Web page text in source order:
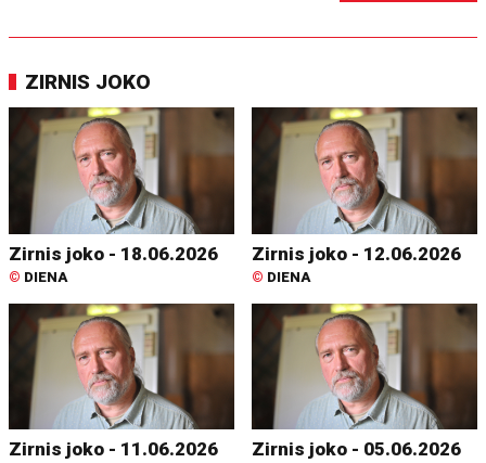
ZIRNIS JOKO
Zirnis joko - 18.06.2026
© DIENA
Zirnis joko - 12.06.2026
© DIENA
Zirnis joko - 11.06.2026 Zirnis joko - 05.06.2026